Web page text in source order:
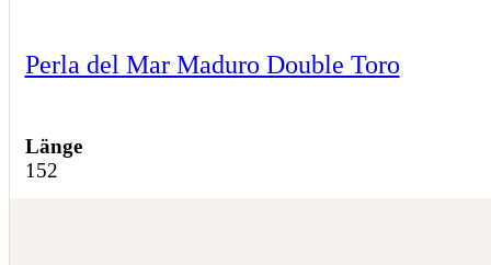
Perla del Mar Maduro Double Toro
Länge
152